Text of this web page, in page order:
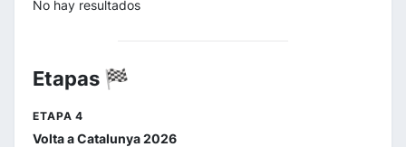
No hay resultados
Etapas 🏁
ETAPA 4
Volta a Catalunya 2026